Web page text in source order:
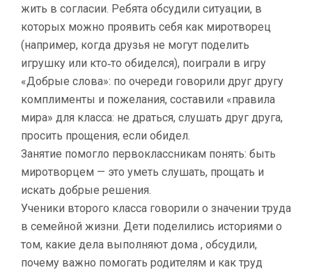
жить в согласии. Ребята обсудили ситуации, в
которых можно проявить себя как миротворец
(например, когда друзья не могут поделить
игрушку или кто‑то обиделся), поиграли в игру
«Добрые слова»: по очереди говорили друг другу
комплименты и пожелания, составили «правила
мира» для класса: не драться, слушать друг друга,
просить прощения, если обидел.
Занятие помогло первоклассникам понять: быть
миротворцем — это уметь слушать, прощать и
искать добрые решения.
Ученики второго класса говорили о значении труда
в семейной жизни. Дети поделились историями о
том, какие дела выполняют дома , обсудили,
почему важно помогать родителям и как труд